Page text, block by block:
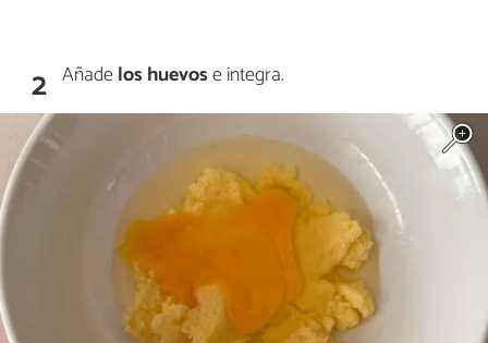
2 Añadelos huevose integra.